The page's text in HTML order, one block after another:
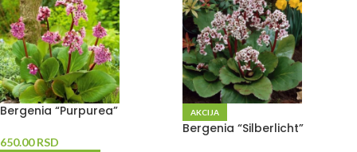
Bergenia “Purpurea”
650.00RSD
AKCIJA
Bergenia “Silberlicht”